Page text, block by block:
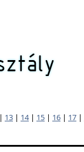
| 13 | 14| 15 | 16 | 17 |